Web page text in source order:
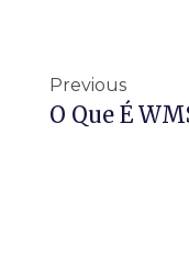
Previous